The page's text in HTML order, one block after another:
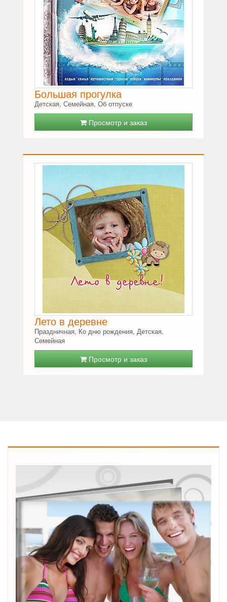
Большая прогулка
Детская, Семейная, Об отпуске
Просмотр и заказ
Лето в деревне
Праздничная, Ко дню рождения, Детская,
Семейная
Просмотр и заказ